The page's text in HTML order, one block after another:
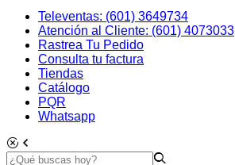
Televentas: (601) 3649734
Atención al Cliente: (601) 4073033
Rastrea Tu Pedido
Consulta tu factura
Tiendas
Catálogo
PQR
Whatsapp